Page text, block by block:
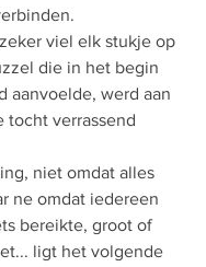
viel elk stukje op
die in het begin
aanvoelde, werd aan
tocht verrassend
niet omdat alles
ne omdat iedereen
bereikte, groot of
ligt het volgende